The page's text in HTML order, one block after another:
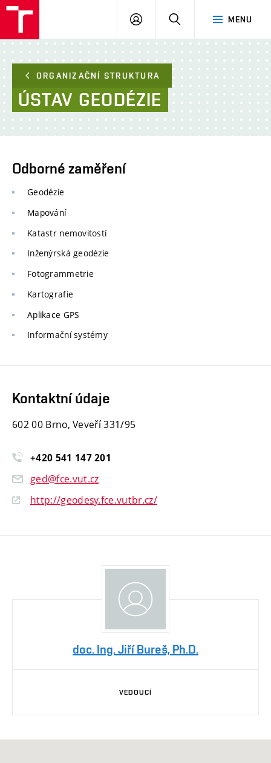
Brno
MENU
PŘIHLÁSIT
ORGANIZAČNÍ STRUKTURA
ÚSTAV GEODÉZIE
Odborné zaměření
Geodézie
Mapování
Katastr nemovitostí
Inženýrská geodézie
Fotogrammetrie
Kartografie
Aplikace GPS
Informační systémy
Kontaktní údaje
602 00 Brno, Veveří 331/95
+420 541 147201
ged@fce.vut.cz
http://geodesy.fce.vutbr.cz/
doc. Ing. Jiří Bureš, Ph.D.
VEDOUCÍ